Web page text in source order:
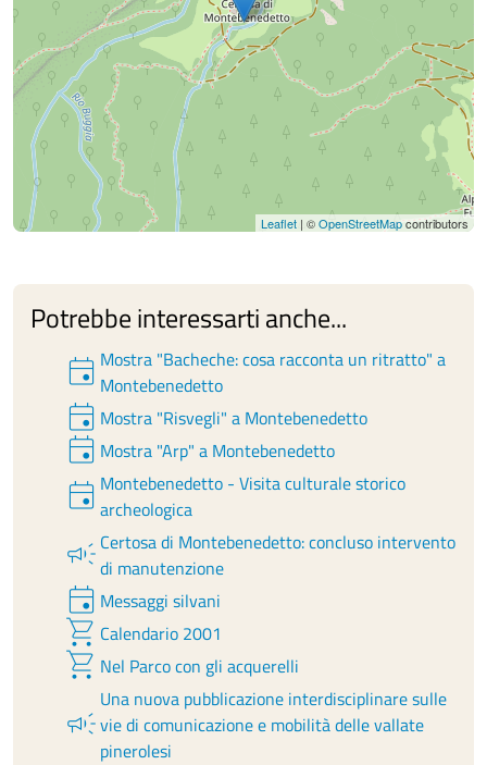
Leaflet| ©OpenStreetMapcontributors
Potrebbe interessarti anche...
event Mostra "Bacheche: cosa racconta un ritratto" a
Montebenedetto
event Mostra "Risvegli" a Montebenedetto
event Mostra "Arp" a Montebenedetto
event Montebenedetto - Visita culturale storico
archeologica
campaign Certosa di Montebenedetto: concluso intervento
di manutenzione
event Messaggi silvani
shopping_cart Calendario 2001
shopping_cart Nel Parco con gli acquerelli
campaign
Una nuova pubblicazione interdisciplinare sulle
vie di comunicazione e mobilità delle vallate
pinerolesi